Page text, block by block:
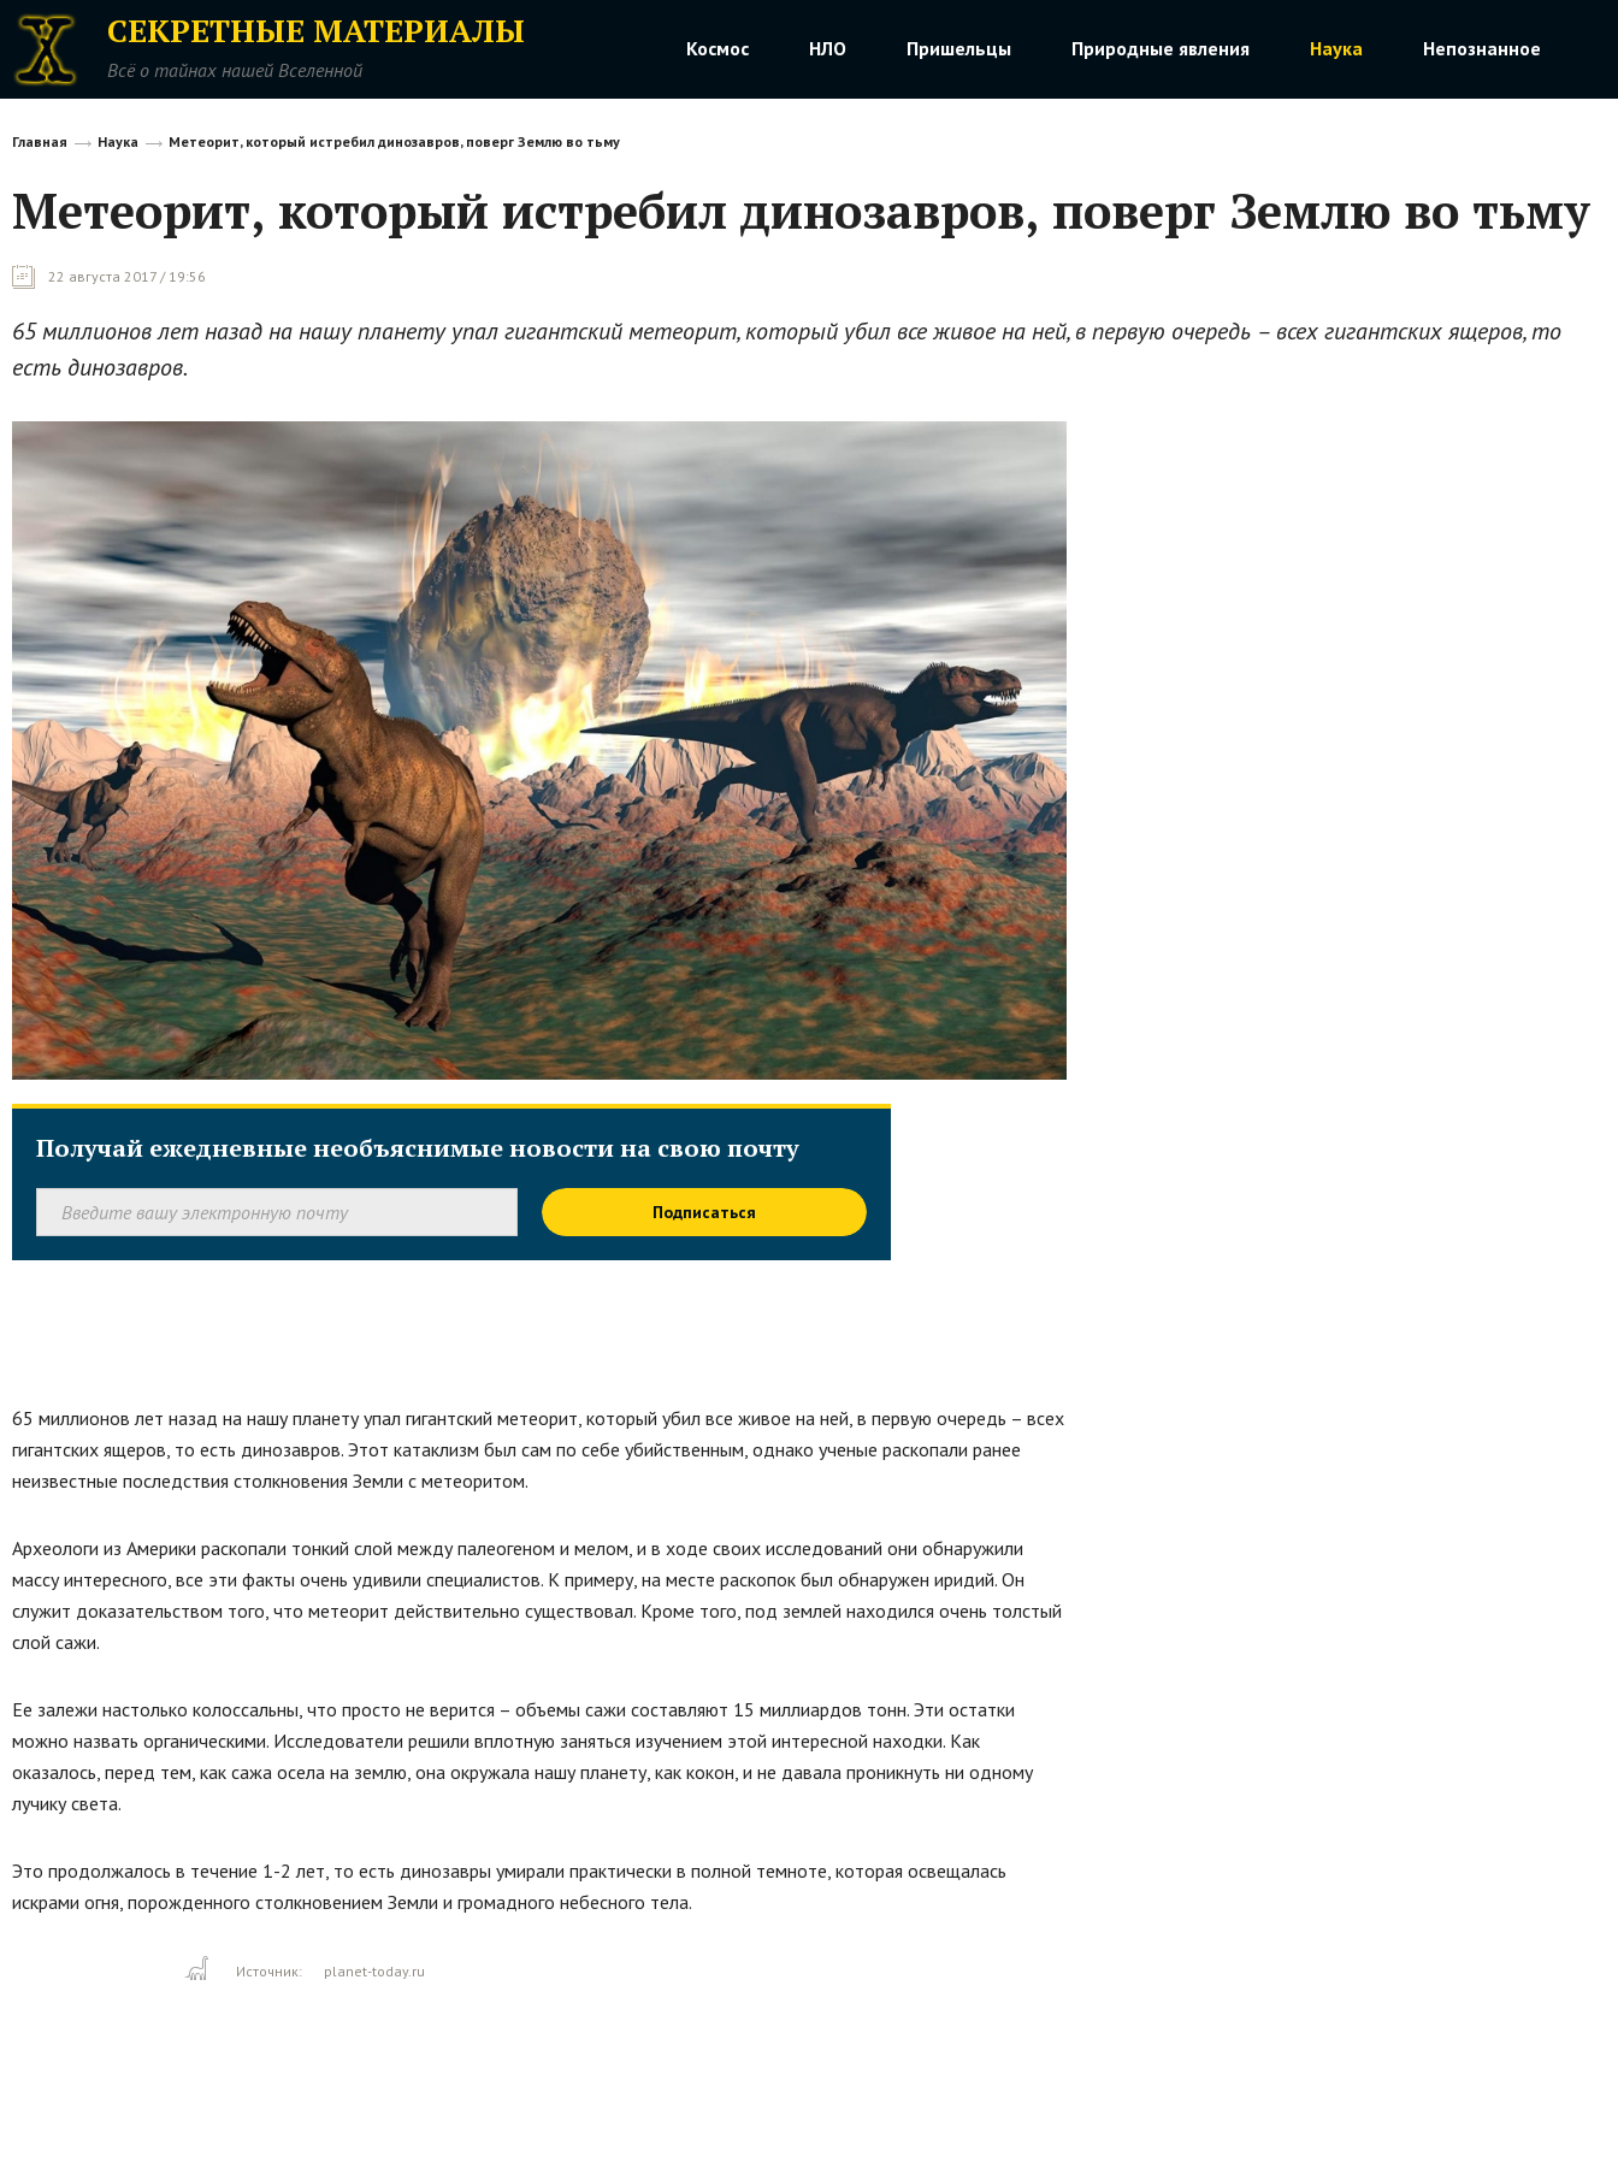
СЕКРЕТНЫЕ МАТЕРИАЛЫ
Всё о тайнах нашей Вселенной
Космос НЛО Пришельцы Природные явления Наука Непознанное
Главная Наука Метеорит, который истребил динозавров, поверг Землю во тьму
Метеорит, который истребил динозавров, поверг Землю во тьму
22 августа 2017 / 19:56
65 миллионов лет назад на нашу планету упал гигантский метеорит, который убил все живое на ней, в первую очередь – всех гигантских ящеров, то
есть динозавров.
Получай ежедневные необъяснимые новости на свою почту
Подписаться
65 миллионов лет назад на нашу планету упал гигантский метеорит, который убил все живое на ней, в первую очередь – всех
гигантских ящеров, то есть динозавров. Этот катаклизм был сам по себе убийственным, однако ученые раскопали ранее
неизвестные последствия столкновения Земли с метеоритом.
Археологи из Америки раскопали тонкий слой между палеогеном и мелом, и в ходе своих исследований они обнаружили
массу интересного, все эти факты очень удивили специалистов. К примеру, на месте раскопок был обнаружен иридий. Он
служит доказательством того, что метеорит действительно существовал. Кроме того, под землей находился очень толстый
слой сажи.
Ее залежи настолько колоссальны, что просто не верится – объемы сажи составляют 15 миллиардов тонн. Эти остатки
можно назвать органическими. Исследователи решили вплотную заняться изучением этой интересной находки. Как
оказалось, перед тем, как сажа осела на землю, она окружала нашу планету, как кокон, и не давала проникнуть ни одному
лучику света.
Это продолжалось в течение 1-2 лет, то есть динозавры умирали практически в полной темноте, которая освещалась
искрами огня, порожденного столкновением Земли и громадного небесного тела.
Источник: planet-today.ru